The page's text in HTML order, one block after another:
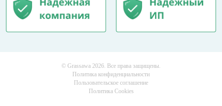
© Grassawa 2026. Все права защищены.
Политика конфиденциальности
Пользовательское соглашение
Политика Cookies